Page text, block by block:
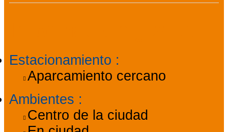
Estacionamiento :
Aparcamiento cercano
Ambientes :
Centro de la ciudad